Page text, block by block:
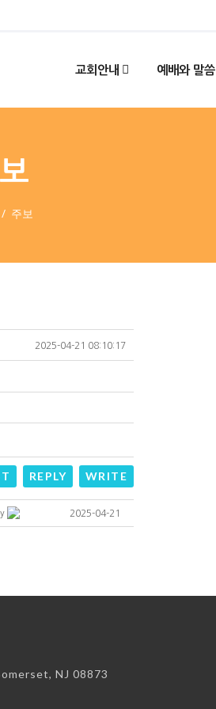
교회안내 예배와 말씀
주보
2025-04-21 08:10:17
REPLY WRITE
2025-04-21
NJ 08873